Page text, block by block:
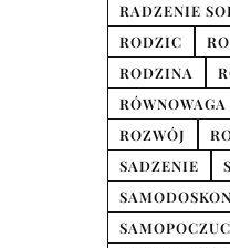
RADZENIE
RODZIC
RODZINA
RÓWNOWAGA
ROZWÓJ
SADZENIE